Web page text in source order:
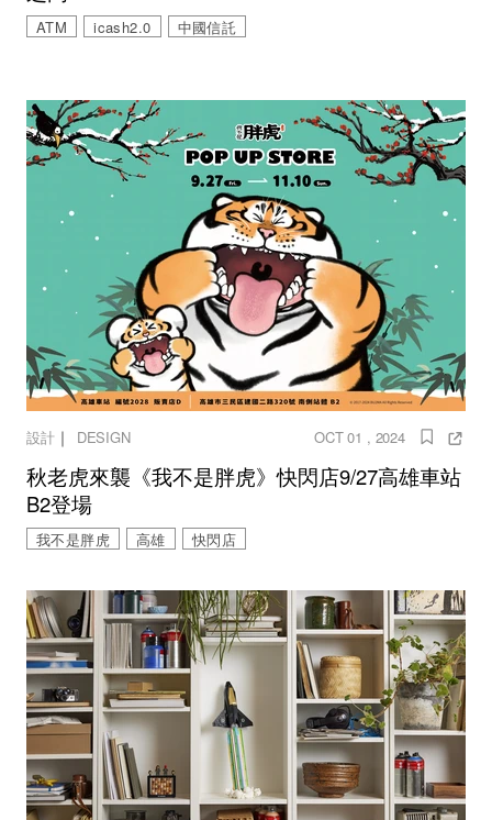
ATM icash2.0 中國信託
設計｜ DESIGN OCT 01 , 2024
秋老虎來襲《我不是胖虎》快閃店9/27高雄車站
B2登場
我不是胖虎 高雄 快閃店